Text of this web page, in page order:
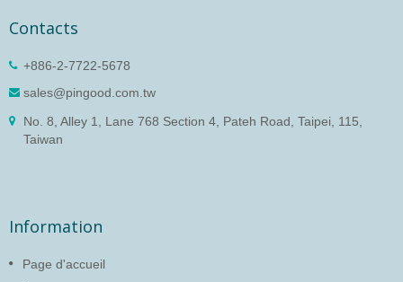
Contacts
+886-2-7722-5678
sales@pingood.com.tw
No. 8, Alley 1, Lane 768 Section 4, Pateh Road, Taipei, 115,
Taiwan
Information
Page d'accueil